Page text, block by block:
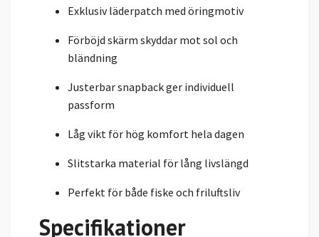
Exklusiv läderpatch med öringmotiv
Förböjd skärm skyddar mot sol och
bländning
Justerbar snapback ger individuell
passform
Låg vikt för hög komfort hela dagen
Slitstarka material för lång livslängd
Perfekt för både fiske och friluftsliv
Specifikationer